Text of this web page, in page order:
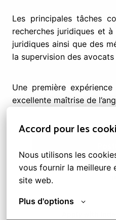
Accord pour les
Nous utilisons les
vous fournir la meilleure
site web.
Plus d'options
Les principales tâches
recherches juridiques et
juridiques ainsi que des
la supervision des avocats
Une première
excellente maîtrise de